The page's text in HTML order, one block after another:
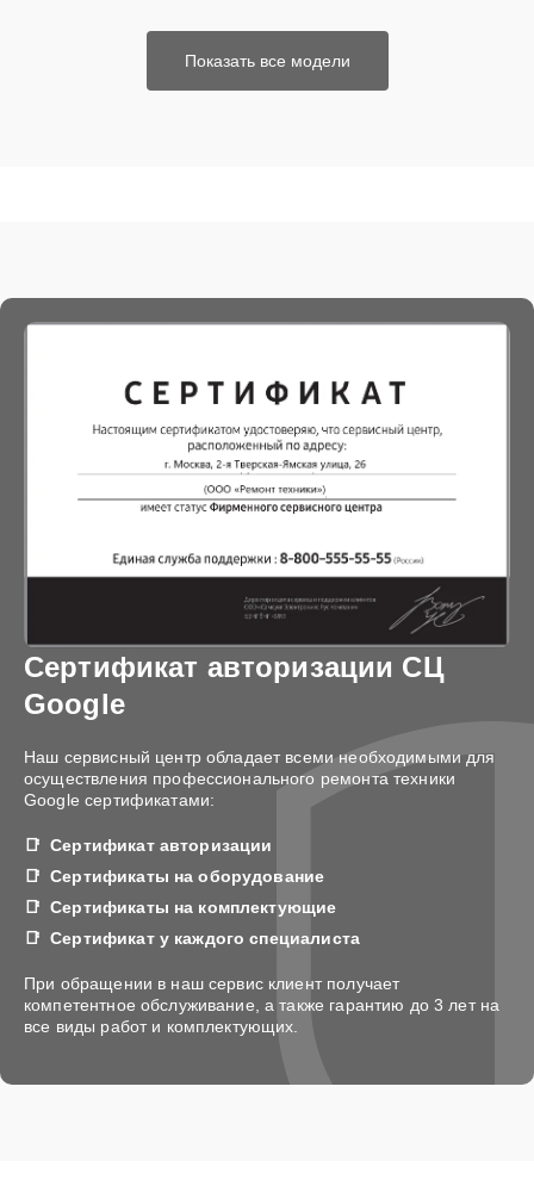
Показать все модели
Сертификат авторизации СЦ
Google
Наш сервисный центр обладает всеми необходимыми для
осуществления профессионального ремонта техники
Google сертификатами:
Сертификат авторизации
Сертификаты на оборудование
Сертификаты на комплектующие
Сертификат у каждого специалиста
При обращении в наш сервис клиент получает
компетентное обслуживание, а также гарантию до 3 лет на
все виды работ и комплектующих.